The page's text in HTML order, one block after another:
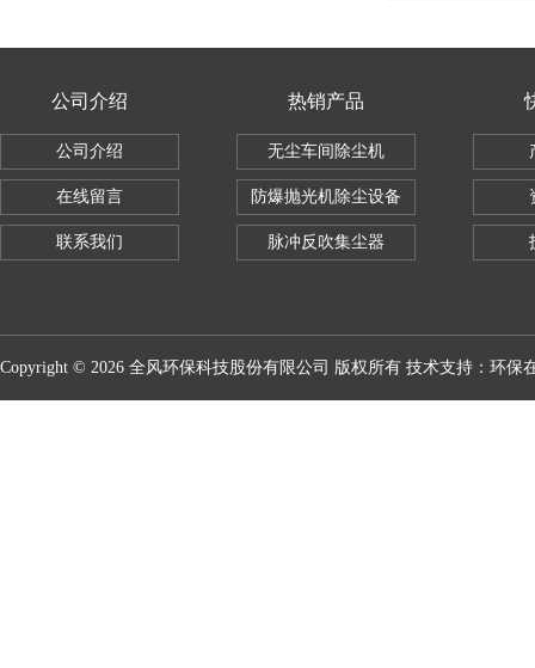
公司介绍
公司介绍
在线留言
联系我们
热销产品
无尘车间除尘机
防爆抛光机除尘设备
脉冲反吹集尘器
Copyright © 2026 全风环保科技股份有限公司 版权所有 技术支持： 环保